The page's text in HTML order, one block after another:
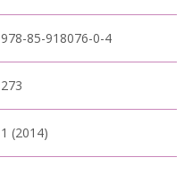
978-85-918076-0-4
273
1 (2014)